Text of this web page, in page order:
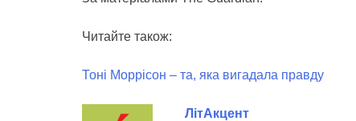
Читайте також:
Тоні Моррісон – та, яка вигадала правду
ЛітАкцент